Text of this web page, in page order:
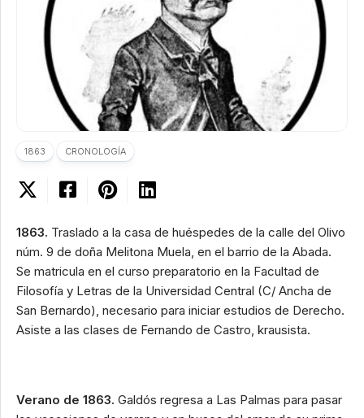
1863 CRONOLOGÍA
1863. Traslado a la casa de huéspedes de la calle del Olivo
núm. 9 de doña Melitona Muela, en el barrio de la Abada.
Se matricula en el curso preparatorio en la Facultad de
Filosofía y Letras de la Universidad Central (C/ Ancha de
San Bernardo), necesario para iniciar estudios de Derecho.
Asiste a las clases de Fernando de Castro, krausista.
Verano de 1863. Galdós regresa a Las Palmas para pasar